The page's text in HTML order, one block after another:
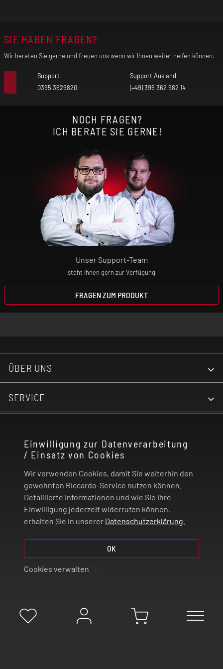
Einwilligung zur Datenverarbeitung
/ Einsatz von Cookies
Wir verwenden Cookies, damit Sie weiterhin den
gewohnten Riccardo-Service nutzen können.
Detaillierte Informationen und wie Sie Ihre
Einwilligung jederzeit widerrufen können,
erhalten Sie in unserer Datenschutzerklärung
OK
Cookies verwalten
Max. Ladestrom: 5 V / 2 A
Anschluss: USB-C
Zugverhalten: PLATZHALTER
Liquidkapazität: 3 ml
Befüllmechanismus: Top-Fill am TopCap
Airflow: Dual Airflow
SIE HABEN FRAGEN?
Wir beraten Sie gerne und freuen uns wenn wir Ihnen weiter helfen können.
Support
0395 3629820
Support Ausland
(+49) 395 362 982 14
NOCH FRAGEN?
ICH BERATE SIE GERNE!
Unser Support-Team
steht Ihnen gern zur Verfügung
FRAGEN ZUM PRODUKT
ÜBER UNS
SERVICE
RECHTLICHES
ZAHLUNG UND VERSAND
VERTRAG WIDERRUFEN
© 2026 | Riccardo Onlinestore GmbH